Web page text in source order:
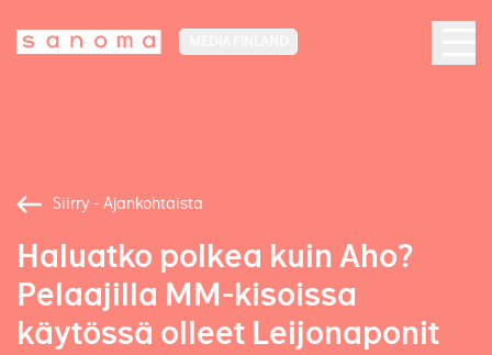
Siirry - Ajankohtaista
Haluatko polkea kuin Aho?
Pelaajilla MM-kisoissa
käytössä olleet Leijonaponit